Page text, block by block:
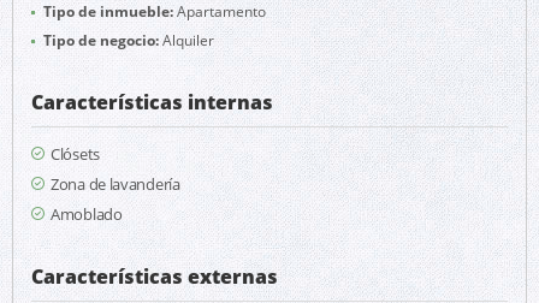
Tipo de inmueble:Apartamento
Tipo de negocio:Alquiler
Características internas
Clósets
Zona de lavandería
Amoblado
Características externas